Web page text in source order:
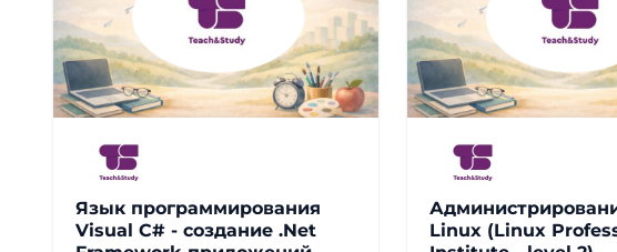
Язык программирования
Visual C# - создание .Net
Linux (Linux